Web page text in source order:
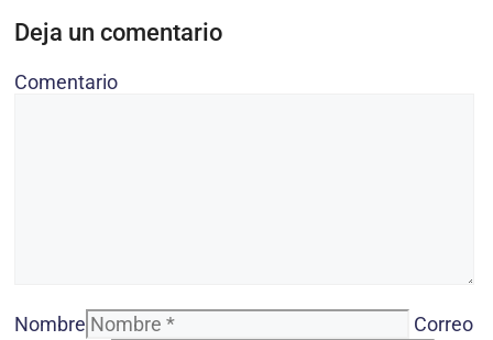
Deja un comentario
Comentario
Nombre
Correo